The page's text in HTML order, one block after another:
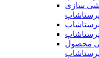
سازی
پرستاشاپ
محصول
پرستاشاپ